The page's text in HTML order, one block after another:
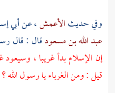
وفي حديثالأعمش، عنأبي
عبد الله بن مسعودقال : قال
إن الإسلام بدأ غريبا ، وسيعود
قيل : ومن الغرباء يا رسول الله